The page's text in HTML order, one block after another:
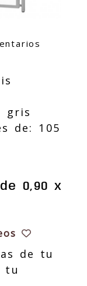
gris
de: 105
0,90 x
de tu
tu